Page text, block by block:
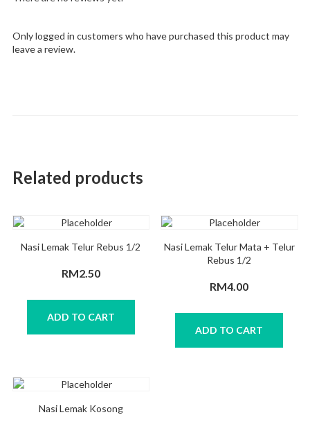
Only logged in customers who have purchased this product may
leave a review.
Related products
Nasi Lemak Telur Rebus 1/2
RM2.50
ADD TO CART
Nasi Lemak Telur Mata + Telur
Rebus 1/2
RM4.00
ADD TO CART
Nasi Lemak Kosong